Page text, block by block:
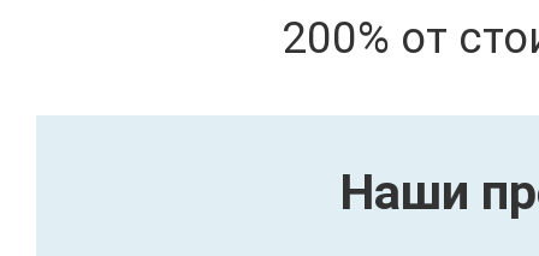
200% от
Наши